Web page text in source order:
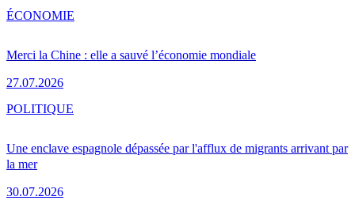
Merci la Chine : elle a sauvé l’économie mondiale
27.07.2026
ÉCONOMIE
Une enclave espagnole dépassée par l'afflux de migrants arrivant par
la mer
30.07.2026
POLITIQUE